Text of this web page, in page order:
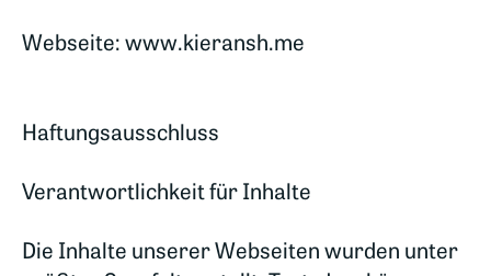
Webseite: www.kieransh.me
Haftungsausschluss
Verantwortlichkeit für Inhalte
Die Inhalte unserer Webseiten wurden unter